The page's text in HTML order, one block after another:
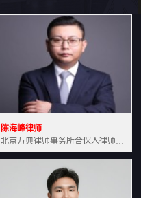
陈海峰律师
北京万典律师事务所合伙人律师土地房产专业资深律师